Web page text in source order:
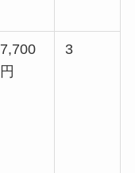
7,700
円
3